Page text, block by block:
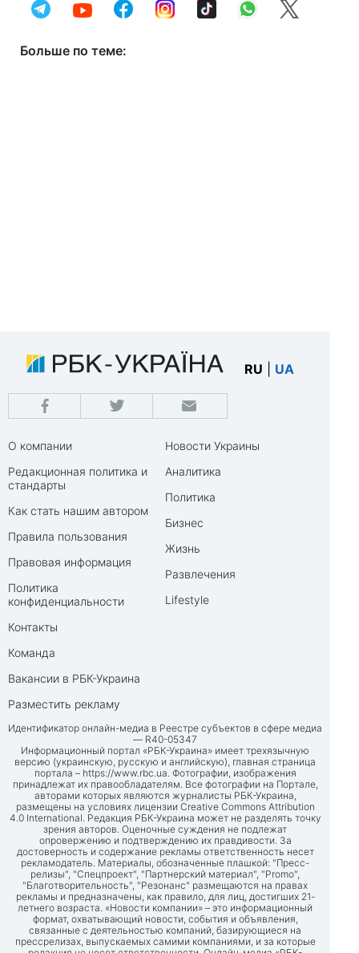
Больше по теме:
RU UA
О компании
Редакционная политика и
стандарты
Как стать нашим автором
Правила пользования
Правовая информация
Политика
конфиденциальности
Контакты
Команда
Вакансии в РБК-Украина
Разместить рекламу
Новости Украины
Аналитика
Политика
Бизнес
Жизнь
Развлечения
Lifestyle
Идентификатор онлайн-медиа в Реестре субъектов в сфере медиа
— R40-05347
Информационный портал «РБК-Украина» имеет трехязычную
версию (украинскую, русскую и английскую), главная страница
портала – https://www.rbc.ua. Фотографии, изображения
принадлежат их правообладателям. Все фотографии на Портале,
авторами которых являются журналисты РБК-Украина,
размещены на условиях лицензии Creative Commons Attribution
4.0 International. Редакция РБК-Украина может не разделять точку
зрения авторов. Оценочные суждения не подлежат
опровержению и подтверждению их правдивости. За
достоверность и содержание рекламы ответственность несет
рекламодатель. Материалы, обозначенные плашкой: "Пресс-
релизы", "Спецпроект", "Партнерский материал", "Promo",
"Благотворительность", "Резонанс" размещаются на правах
рекламы и предназначены, как правило, для лиц, достигших 21-
летнего возраста. «Новости компании» – это информационный
формат, охватывающий новости, события и объявления,
связанные с деятельностью компаний, базирующиеся на
прессрелизах, выпускаемых самими компаниями, и за которые